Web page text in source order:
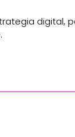
digital,